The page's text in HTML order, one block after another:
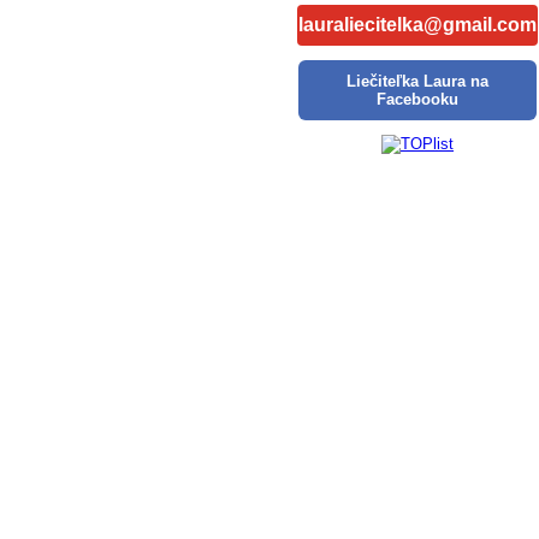
lauraliecitelka@gmail.com
Liečiteľka Laura na
Facebooku